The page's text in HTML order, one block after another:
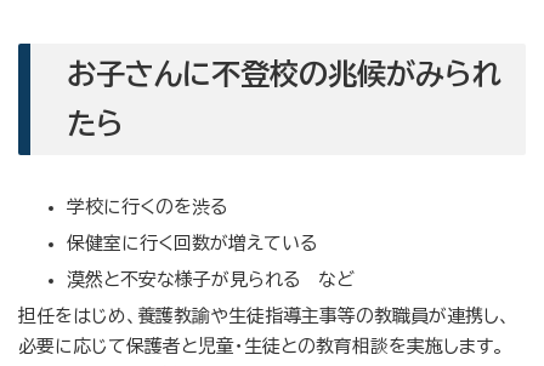
お子さんに不登校の兆候がみられ
たら
学校に行くのを渋る
保健室に行く回数が増えている
漠然と不安な様子が見られる など
担任をはじめ、養護教諭や生徒指導主事等の教職員が連携し、
必要に応じて保護者と児童・生徒との教育相談を実施します。